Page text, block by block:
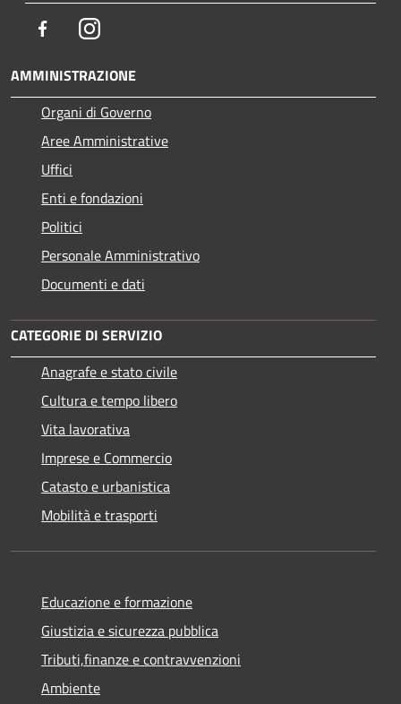
FacebookInstagram
AMMINISTRAZIONE
Organi di Governo
Aree Amministrative
Uffici
Enti e fondazioni
Politici
Personale Amministrativo
Documenti e dati
CATEGORIE DI SERVIZIO
Anagrafe e stato civile
Cultura e tempo libero
Vita lavorativa
Imprese e Commercio
Catasto e urbanistica
Mobilità e trasporti
Educazione e formazione
Giustizia e sicurezza pubblica
Tributi,finanze e contravvenzioni
Ambiente